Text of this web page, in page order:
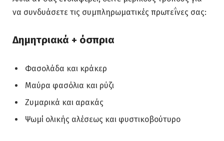
να συνδυάσετε τις συμπληρωματικές πρωτεΐνες σας:
Δημητριακά + όσπρια
Φασολάδα και κράκερ
Μαύρα φασόλια και ρύζι
Ζυμαρικά και αρακάς
Ψωμί ολικής αλέσεως και φυστικοβούτυρο